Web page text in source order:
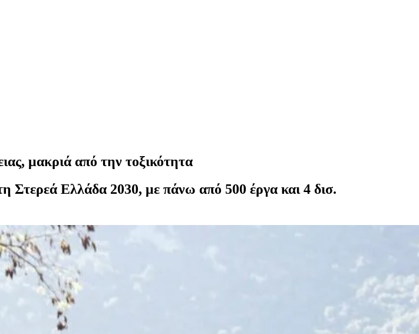
μακριά από την τοξικότητα
Στερεά Ελλάδα 2030, με πάνω από 500 έργα και 4 δισ.